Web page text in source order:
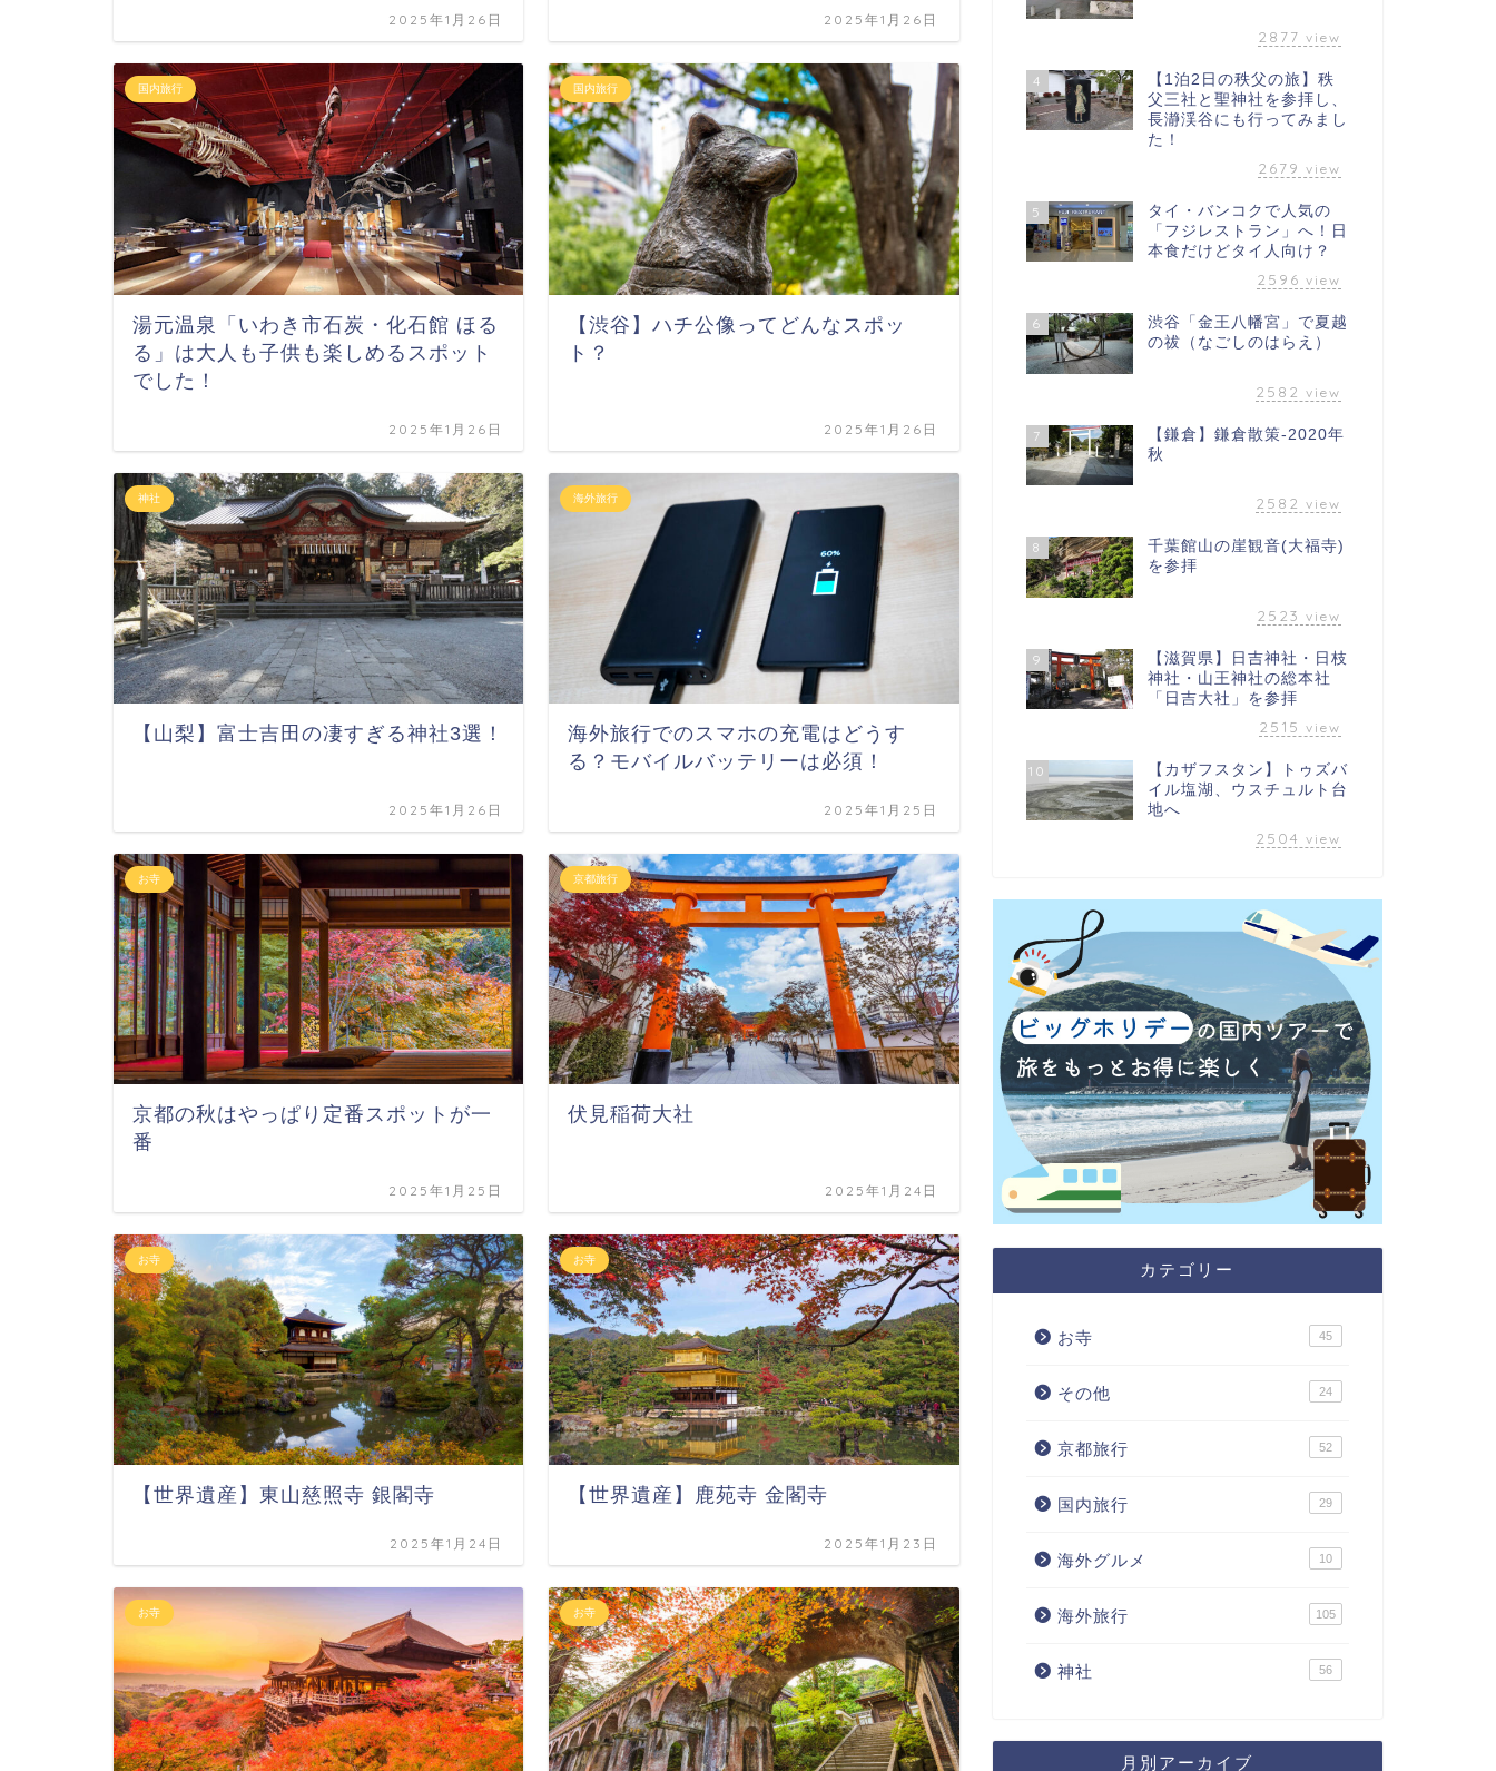
2025年1月26日 2025年1月26日
国内旅行
湯元温泉「いわき市石炭・化石館 ほる
る」は大人も子供も楽しめるスポット
でした！
2025年1月26日
国内旅行
【渋谷】ハチ公像ってどんなスポッ
ト？
2025年1月26日
神社
【山梨】富士吉田の凄すぎる神社3選！
2025年1月26日
海外旅行
海外旅行でのスマホの充電はどうす
る？モバイルバッテリーは必須！
2025年1月25日
お寺
京都の秋はやっぱり定番スポットが一
番
2025年1月25日
京都旅行
伏見稲荷大社
2025年1月24日
お寺
【世界遺産】東山慈照寺 銀閣寺
2025年1月24日
お寺
【世界遺産】鹿苑寺 金閣寺
2025年1月23日
お寺 お寺
2877 view
4
【1泊2日の秩父の旅】秩
父三社と聖神社を参拝し、
長瀞渓谷にも行ってみまし
た！
2679 view
5
タイ・バンコクで人気の
「フジレストラン」へ！日
本食だけどタイ人向け？
2596 view
6
渋谷「金王八幡宮」で夏越
の祓（なごしのはらえ）
2582 view
7
【鎌倉】鎌倉散策-2020年
秋
2582 view
8
千葉館山の崖観音(大福寺)
を参拝
2523 view
9
【滋賀県】日吉神社・日枝
神社・山王神社の総本社
「日吉大社」を参拝
2515 view
10
【カザフスタン】トゥズバ
イル塩湖、ウスチュルト台
地へ
2504 view
カテゴリー
お寺 45
その他 24
京都旅行 52
国内旅行 29
海外グルメ 10
海外旅行 105
神社 56
月別アーカイブ